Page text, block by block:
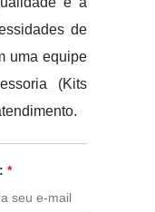
de
uma equipe
(Kits
*